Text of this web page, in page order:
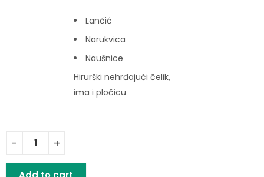
Lančić
Narukvica
Naušnice
Hirurški nehrđajući čelik,
ima i pločicu